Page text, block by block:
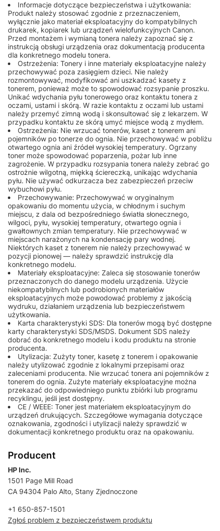
Informacje dotyczące bezpieczeństwa i użytkowania:
Produkt należy stosować zgodnie z przeznaczeniem,
wyłącznie jako materiał eksploatacyjny do kompatybilnych
drukarek, kopiarek lub urządzeń wielofunkcyjnych Canon.
Przed montażem i wymianą tonera należy zapoznać się z
instrukcją obsługi urządzenia oraz dokumentacją producenta
dla konkretnego modelu tonera.
Ostrzeżenia: Tonery i inne materiały eksploatacyjne należy
przechowywać poza zasięgiem dzieci. Nie należy
rozmontowywać, modyfikować ani uszkadzać kasety z
tonerem, ponieważ może to spowodować rozsypanie proszku.
Unikać wdychania pyłu tonerowego oraz kontaktu tonera z
oczami, ustami i skórą. W razie kontaktu z oczami lub ustami
należy przemyć zimną wodą i skonsultować się z lekarzem. W
przypadku kontaktu ze skórą umyć miejsce wodą z mydłem.
Ostrzeżenia: Nie wrzucać tonerów, kaset z tonerem ani
pojemników po tonerze do ognia. Nie przechowywać w pobliżu
otwartego ognia ani źródeł wysokiej temperatury. Ogrzany
toner może spowodować poparzenia, pożar lub inne
zagrożenie. W przypadku rozsypania tonera należy zebrać go
ostrożnie wilgotną, miękką ściereczką, unikając wdychania
pyłu. Nie używać odkurzacza bez zabezpieczeń przeciw
wybuchowi pyłu.
Przechowywanie: Przechowywać w oryginalnym
opakowaniu do momentu użycia, w chłodnym i suchym
miejscu, z dala od bezpośredniego światła słonecznego,
wilgoci, pyłu, wysokiej temperatury, otwartego ognia i
gwałtownych zmian temperatury. Nie przechowywać w
miejscach narażonych na kondensację pary wodnej.
Niektórych kaset z tonerem nie należy przechowywać w
pozycji pionowej — należy sprawdzić instrukcję dla
konkretnego modelu.
Materiały eksploatacyjne: Zaleca się stosowanie tonerów
przeznaczonych do danego modelu urządzenia. Użycie
niekompatybilnych lub podrobionych materiałów
eksploatacyjnych może powodować problemy z jakością
wydruku, działaniem urządzenia lub bezpieczeństwem
użytkowania.
Karta charakterystyki SDS: Dla tonerów mogą być dostępne
karty charakterystyki SDS/MSDS. Dokument SDS należy
dobrać do konkretnego modelu i kodu produktu na stronie
producenta.
Utylizacja: Zużyty toner, kasetę z tonerem i opakowanie
należy utylizować zgodnie z lokalnymi przepisami oraz
zaleceniami producenta. Nie wrzucać tonera ani pojemników z
tonerem do ognia. Zużyte materiały eksploatacyjne można
przekazać do odpowiedniego punktu zbiórki lub programu
recyklingu, jeśli jest dostępny.
CE / WEEE: Toner jest materiałem eksploatacyjnym do
urządzeń drukujących. Szczegółowe wymagania dotyczące
oznakowania, zgodności i utylizacji należy sprawdzić w
dokumentacji konkretnego produktu oraz na opakowaniu.
Producent
HP Inc.
1501 Page Mill Road
CA 94304 Palo Alto, Stany Zjednoczone
+1 650-857-1501
Zgłoś problem z bezpieczeństwem produktu